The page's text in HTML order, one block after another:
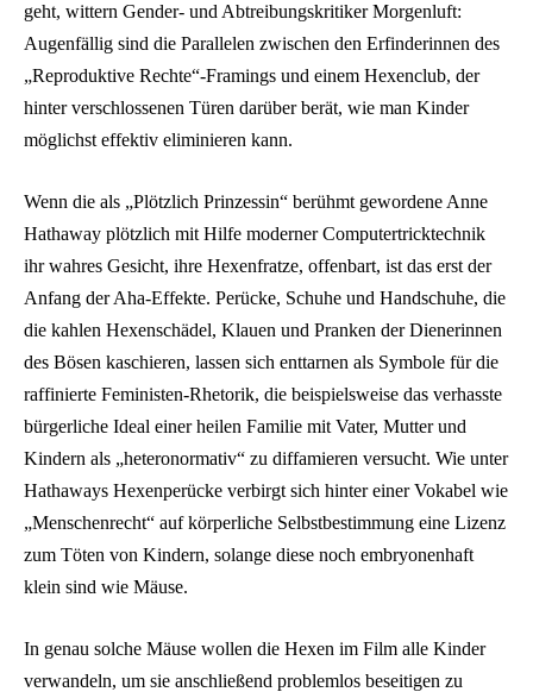
geht, wittern Gender- und Abtreibungskritiker Morgenluft:
Augenfällig sind die Parallelen zwischen den Erfinderinnen des
„Reproduktive Rechte“-Framings und einem Hexenclub, der
hinter verschlossenen Türen darüber berät, wie man Kinder
möglichst effektiv eliminieren kann.
Wenn die als „Plötzlich Prinzessin“ berühmt gewordene Anne
Hathaway plötzlich mit Hilfe moderner Computertricktechnik
ihr wahres Gesicht, ihre Hexenfratze, offenbart, ist das erst der
Anfang der Aha-Effekte. Perücke, Schuhe und Handschuhe, die
die kahlen Hexenschädel, Klauen und Pranken der Dienerinnen
des Bösen kaschieren, lassen sich enttarnen als Symbole für die
raffinierte Feministen-Rhetorik, die beispielsweise das verhasste
bürgerliche Ideal einer heilen Familie mit Vater, Mutter und
Kindern als „heteronormativ“ zu diffamieren versucht. Wie unter
Hathaways Hexenperücke verbirgt sich hinter einer Vokabel wie
„Menschenrecht“ auf körperliche Selbstbestimmung eine Lizenz
zum Töten von Kindern, solange diese noch embryonenhaft
klein sind wie Mäuse.
In genau solche Mäuse wollen die Hexen im Film alle Kinder
verwandeln, um sie anschließend problemlos beseitigen zu